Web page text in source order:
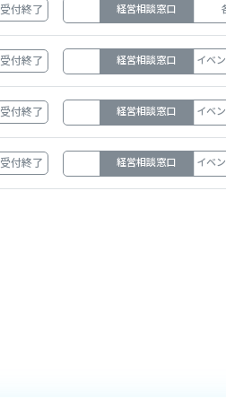
受付終了 経営相談窓口
受付終了 経営相談窓口 イベ
受付終了 経営相談窓口 イベ
受付終了 経営相談窓口 イベ